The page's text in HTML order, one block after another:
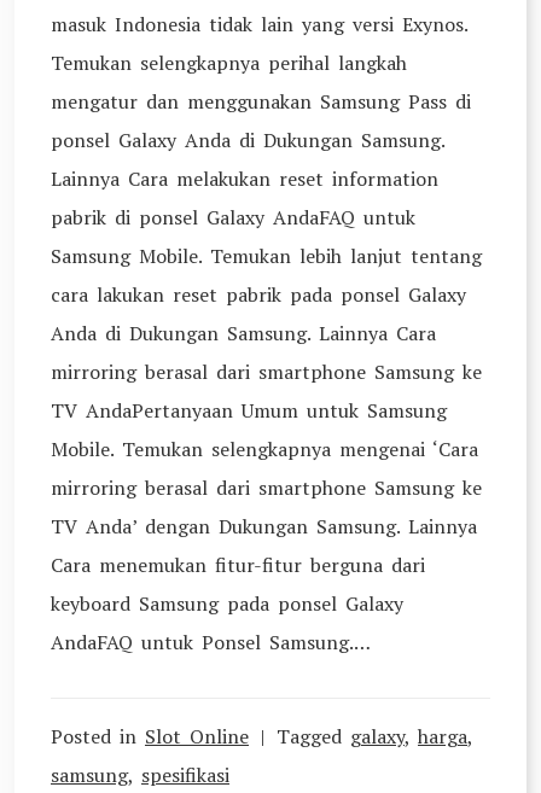
masuk Indonesia tidak lain yang versi Exynos.
Temukan selengkapnya perihal langkah
mengatur dan menggunakan Samsung Pass di
ponsel Galaxy Anda di Dukungan Samsung.
Lainnya Cara melakukan reset information
pabrik di ponsel Galaxy AndaFAQ untuk
Samsung Mobile. Temukan lebih lanjut tentang
cara lakukan reset pabrik pada ponsel Galaxy
Anda di Dukungan Samsung. Lainnya Cara
mirroring berasal dari smartphone Samsung ke
TV AndaPertanyaan Umum untuk Samsung
Mobile. Temukan selengkapnya mengenai ‘Cara
mirroring berasal dari smartphone Samsung ke
TV Anda’ dengan Dukungan Samsung. Lainnya
Cara menemukan fitur-fitur berguna dari
keyboard Samsung pada ponsel Galaxy
AndaFAQ untuk Ponsel Samsung.…
Posted in Slot Online Tagged galaxy, harga,
samsung, spesifikasi